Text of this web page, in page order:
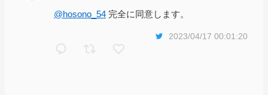
@hosono_54 完全に同意します。
2023/04/17 00:01:20